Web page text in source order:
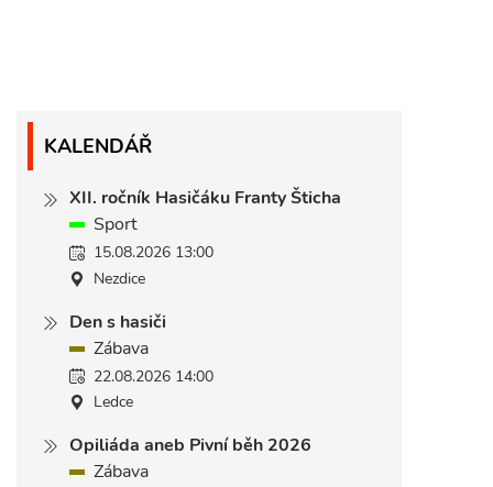
KALENDÁŘ
XII. ročník Hasičáku Franty Šticha
Sport
15.08.2026 13:00
Nezdice
Den s hasiči
Zábava
22.08.2026 14:00
Ledce
Opiliáda aneb Pivní běh 2026
Zábava